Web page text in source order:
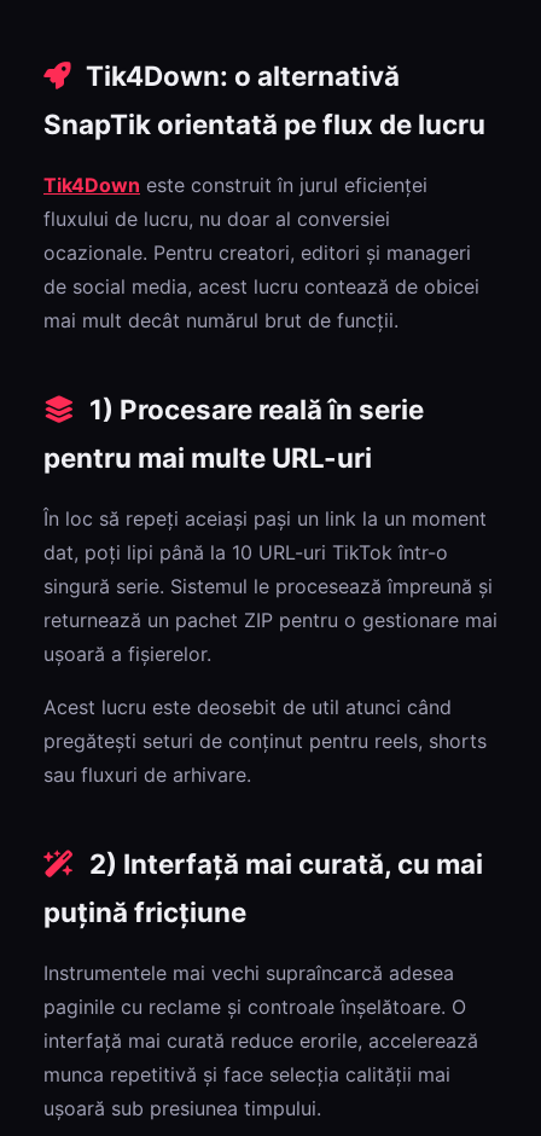
Tik4Down: o alternativă
SnapTik orientată pe flux de lucru
Tik4Down este construit în jurul eficienței
fluxului de lucru, nu doar al conversiei
ocazionale. Pentru creatori, editori și manageri
de social media, acest lucru contează de obicei
mai mult decât numărul brut de funcții.
1) Procesare reală în serie
pentru mai multe URL-uri
În loc să repeți aceiași pași un link la un moment
dat, poți lipi până la 10 URL-uri TikTok într-o
singură serie. Sistemul le procesează împreună și
returnează un pachet ZIP pentru o gestionare mai
ușoară a fișierelor.
Acest lucru este deosebit de util atunci când
pregătești seturi de conținut pentru reels, shorts
sau fluxuri de arhivare.
2) Interfață mai curată, cu mai
puțină fricțiune
Instrumentele mai vechi supraîncarcă adesea
paginile cu reclame și controale înșelătoare. O
interfață mai curată reduce erorile, accelerează
munca repetitivă și face selecția calității mai
ușoară sub presiunea timpului.